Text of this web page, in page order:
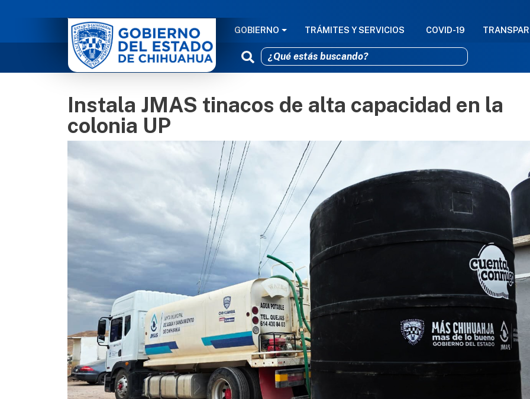
Pasar al contenido principal
NAVEGACIÓN PRINCIPAL
GOBIERNO TRÁMITES Y SERVICIOS COVID-19
Instala JMAS tinacos de alta capacidad en la
colonia UP